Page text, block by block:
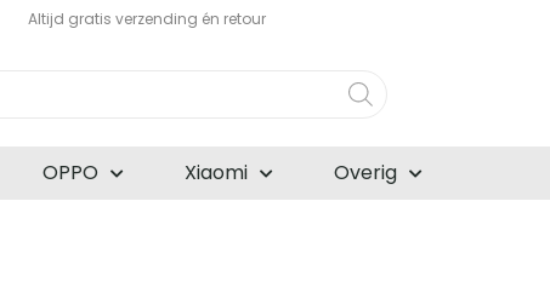
Altijd gratis verzending én retour
OPPO Xiaomi Overig